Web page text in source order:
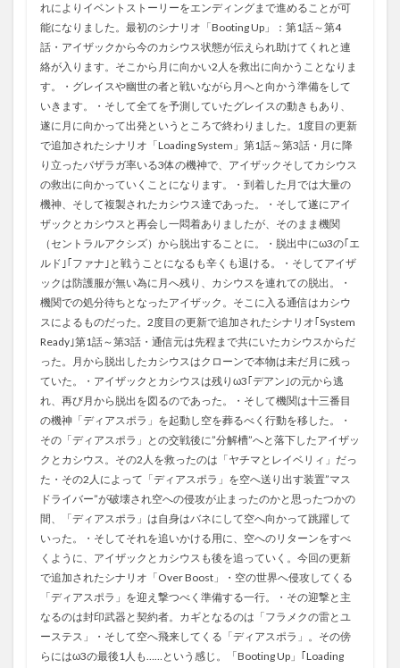
れによりイベントストーリーをエンディングまで進めることが可
能になりました。最初のシナリオ「Booting Up」：第1話～第4
話・アイザックから今のカシウス状態が伝えられ助けてくれと連
絡が入ります。そこから月に向かい2人を救出に向かうことなりま
す。・グレイスや幽世の者と戦いながら月へと向かう準備をして
いきます。・そして全てを予測していたグレイスの動きもあり、
遂に月に向かって出発というところで終わりました。1度目の更新
で追加されたシナリオ「Loading System」第1話～第3話・月に降
り立ったバザラガ率いる3体の機神で、アイザックそしてカシウス
の救出に向かっていくことになります。・到着した月では大量の
機神、そして複製されたカシウス達であった。・そして遂にアイ
ザックとカシウスと再会し一悶着ありましたが、そのまま機関
（セントラルアクシズ）から脱出することに。・脱出中にω3の｢エ
ルド｣｢ファナ｣と戦うことになるも辛くも退ける。・そしてアイザ
ックは防護服が無い為に月へ残り、カシウスを連れての脱出。・
機関での処分待ちとなったアイザック。そこに入る通信はカシウ
スによるものだった。2度目の更新で追加されたシナリオ｢System
Ready｣第1話～第3話・通信元は先程まで共にいたカシウスからだ
った。月から脱出したカシウスはクローンで本物は未だ月に残っ
ていた。・アイザックとカシウスは残りω3｢デアン｣の元から逃
れ、再び月から脱出を図るのであった。・そして機関は十三番目
の機神「ディアスポラ」を起動し空を葬るべく行動を移した。・
その「ディアスポラ」との交戦後に”分解槽”へと落下したアイザッ
クとカシウス。その2人を救ったのは「ヤチマとレイベリィ」だっ
た・その2人によって「ディアスポラ」を空へ送り出す装置”マス
ドライバー”が破壊され空への侵攻が止まったのかと思ったつかの
間、「ディアスポラ」は自身はバネにして空へ向かって跳躍して
いった。・そしてそれを追いかける用に、空へのリターンをすべ
くように、アイザックとカシウスも後を追っていく。今回の更新
で追加されたシナリオ「Over Boost」・空の世界へ侵攻してくる
「ディアスポラ」を迎え撃つべく準備する一行。・その迎撃と主
なるのは封印武器と契約者。カギとなるのは「フラメクの雷とユ
ーステス」・そして空へ飛来してくる「ディアスポラ」。その傍
らにはω3の最後1人も……という感じ。「Booting Up」｢Loading